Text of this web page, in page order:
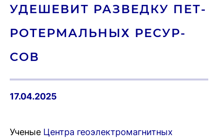
УДЕ­ШЕВИТ РАЗ­ВЕДКУ ПЕТ­
РО­ТЕР­МАЛЬ­НЫХ РЕ­СУР­
СОВ
17.04.2025
Ученые Центра геоэлектромагнитных